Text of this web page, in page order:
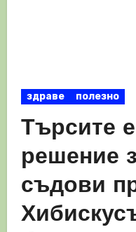
здраве полезно
Търсите
решение
съдови